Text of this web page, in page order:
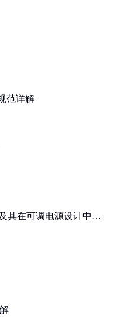
范详解
其在可调电源设计中的